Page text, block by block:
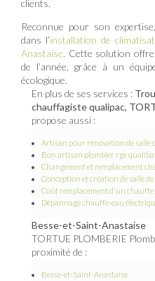
clients.
Reconnue pour son expertise,
dans l’installation de
Anastaise. Cette solution
de l’année, grâce à un
écologique.
En plus de ses services :
chauffagiste qualipac,
propose aussi :
Artisan pour rénovation de salle
Bon artisan plombier rge
Changement et remplacement
Conception et création de salle
Coût remplacement d'un
Dépannage chauffe-eau
Besse-et-Saint-Anastaise
TORTUE PLOMBERIE
proximité de :
Besse-et-Saint-Anastaise